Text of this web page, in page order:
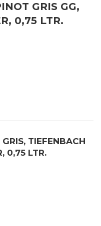
GRIS GG,
0,75 LTR.
TIEFENBACH
0,75 LTR.